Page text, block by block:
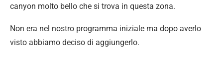
canyon molto bello che si trova in questa zona.
Non era nel nostro programma iniziale ma dopo averlo
visto abbiamo deciso di aggiungerlo.